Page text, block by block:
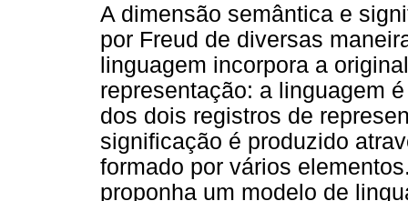
A dimensão semântica e
por Freud de diversas
linguagem incorpora a
representação: a linguagem
dos dois registros de
significação é produzido
formado por vários
proponha um modelo de